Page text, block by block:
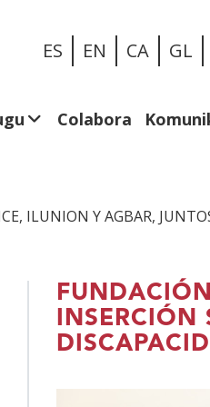
ES EN CA GL
Colabora
ILUNION Y AGBAR,